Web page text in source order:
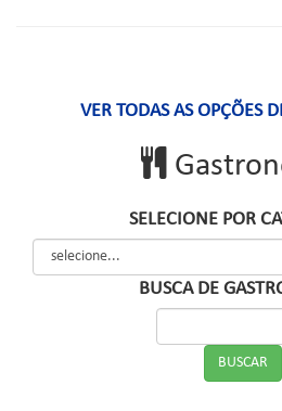
VER TODAS AS OPÇÕES
SELECIONE POR
BUSCA DE